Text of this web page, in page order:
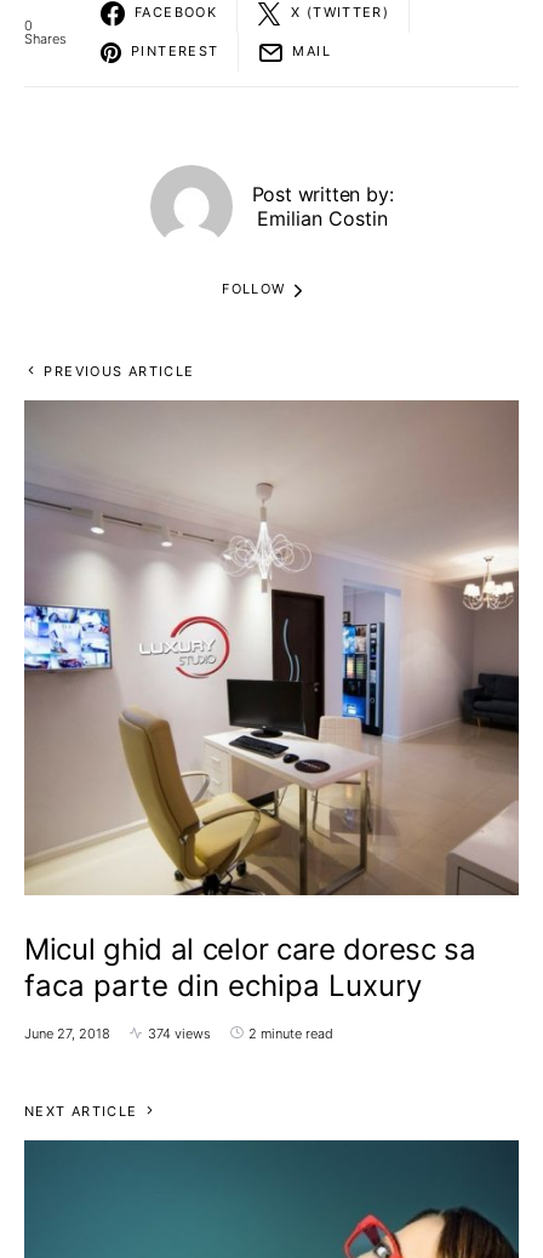
0
Shares
FACEBOOK X (TWITTER)
PINTEREST MAIL
Post written by:
Emilian Costin
FOLLOW
PREVIOUS ARTICLE
Micul ghid al celor care doresc sa
faca parte din echipa Luxury
June 27, 2018 374 views 2 minute read
NEXT ARTICLE